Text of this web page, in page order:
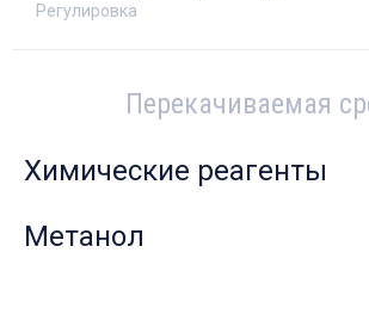
Регулировка
Перекачиваемая
Химические реагенты
Метанол